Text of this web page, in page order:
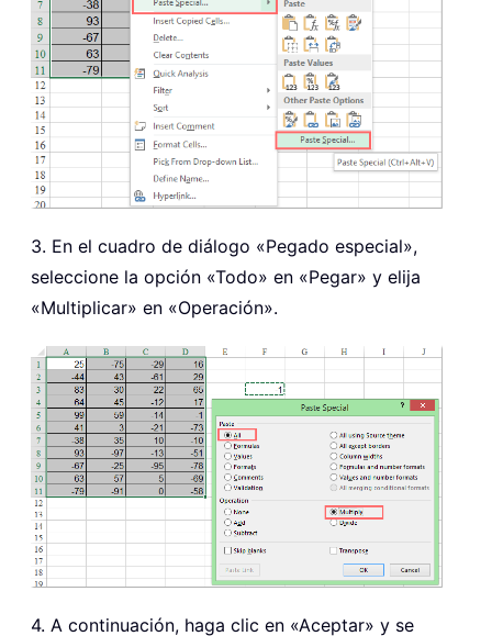
3. En el cuadro de diálogo «Pegado especial»,
seleccione la opción «Todo» en «Pegar» y elija
«Multiplicar» en «Operación».
4. A continuación, haga clic en «Aceptar» y se